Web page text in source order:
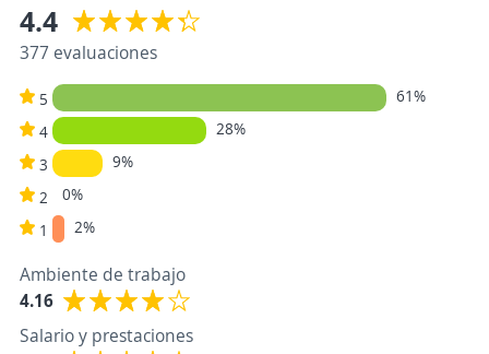
4.4
377 evaluaciones
5
61%
4
28%
3
9%
2
0%
1
2%
Ambiente de trabajo
4.16
Salario y prestaciones